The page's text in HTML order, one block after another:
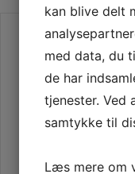
kan blive delt
med data, du
de har
tjenester. Ved
samtykke til
Læs mere om